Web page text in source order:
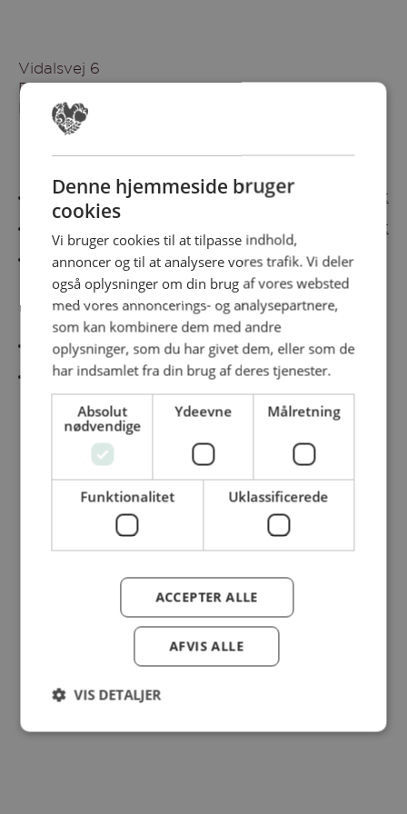
Vidalsvej 6
DK-9230 Svenstrup
Denmark
Besøg vores messesites
Cateringmesse Nord Cateringmesse Midt
Cateringmesse Øst
Cateringmesse Thy
Information
Cookiepolitk
Persondatapolitik
© Dansk Cater A/S - All rights reserved
Denne hjemmeside bruger
cookies
Vi bruger cookies til at tilpasse indhold,
annoncer og til at analysere vores trafik. Vi deler
også oplysninger om din brug af vores websted
med vores annoncerings- og analysepartnere,
som kan kombinere dem med andre
oplysninger, som du har givet dem, eller som de
har indsamlet fra din brug af deres tjenester.
Absolut
nødvendige
Ydeevne Målretning
Funktionalitet Uklassificerede
ACCEPTER ALLE
AFVIS ALLE
VIS DETALJER